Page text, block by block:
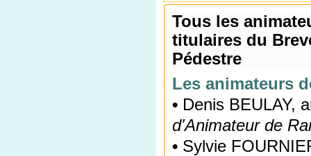
Tous les
titulaires du
Pédestre
Les animateurs
• Denis BEULAY,
d'Animateur de
• Sylvie